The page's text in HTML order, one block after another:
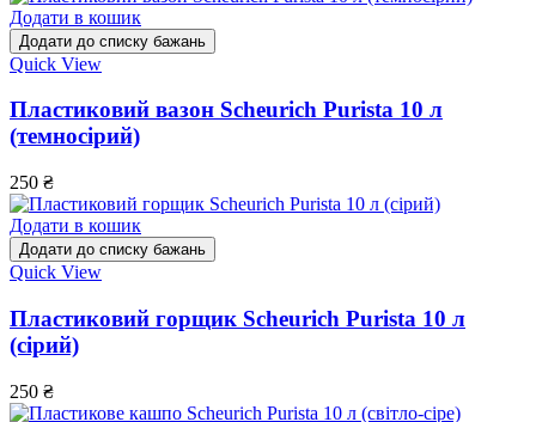
Додати в кошик
Додати до списку бажань
Quick View
Пластиковий вазон Scheurich Purista 10 л
(темносірий)
250 ₴
Додати в кошик
Додати до списку бажань
Quick View
Пластиковий горщик Scheurich Purista 10 л
(сірий)
250 ₴